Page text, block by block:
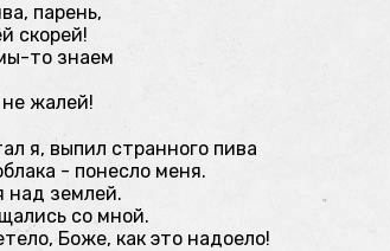
парень,
скорей!
то знаем
жалей!
я, выпил странного пива
- понесло меня.
над землей.
со мной.
Боже, как это надоело!